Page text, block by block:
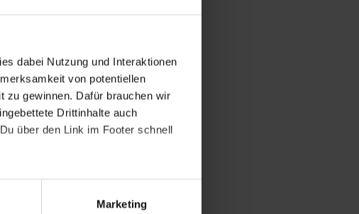
dabei Nutzung und Interaktionen
von potentiellen
zu gewinnen. Dafür brauchen wir
Drittinhalte auch
über den Link im Footer schnell
Marketing